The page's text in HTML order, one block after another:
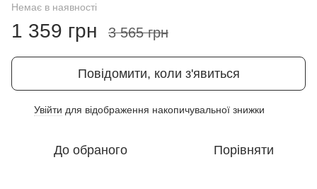
Немає в наявності
1 359 грн 3 565 грн
Повідомити, коли з'явиться
Увійти для відображення накопичувальної знижки
До обраного Порівняти